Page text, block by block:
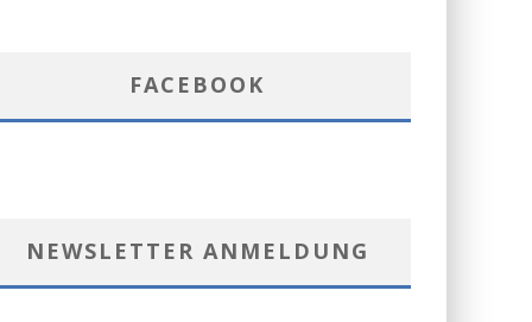
FACEBOOK
NEWSLETTER ANMELDUNG